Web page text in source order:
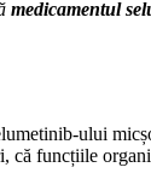
medicamentul
ului
funcțiile